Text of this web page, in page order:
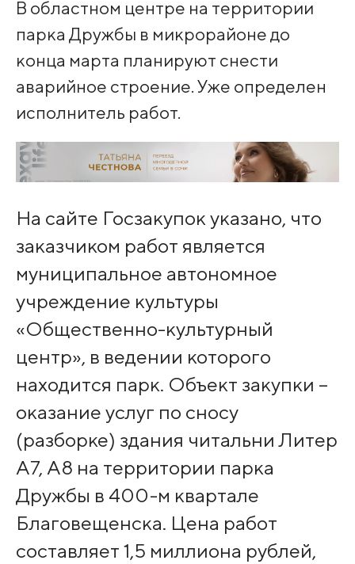
В областном центре на территории
парка Дружбы в микрорайоне до
конца марта планируют снести
аварийное строение. Уже определен
исполнитель работ.
На сайте Госзакупок указано, что
заказчиком работ является
муниципальное автономное
учреждение культуры
«Общественно-культурный
центр», в ведении которого
находится парк. Объект закупки –
оказание услуг по сносу
(разборке) здания читальни Литер
А7, А8 на территории парка
Дружбы в 400-м квартале
Благовещенска. Цена работ
составляет 1,5 миллиона рублей,